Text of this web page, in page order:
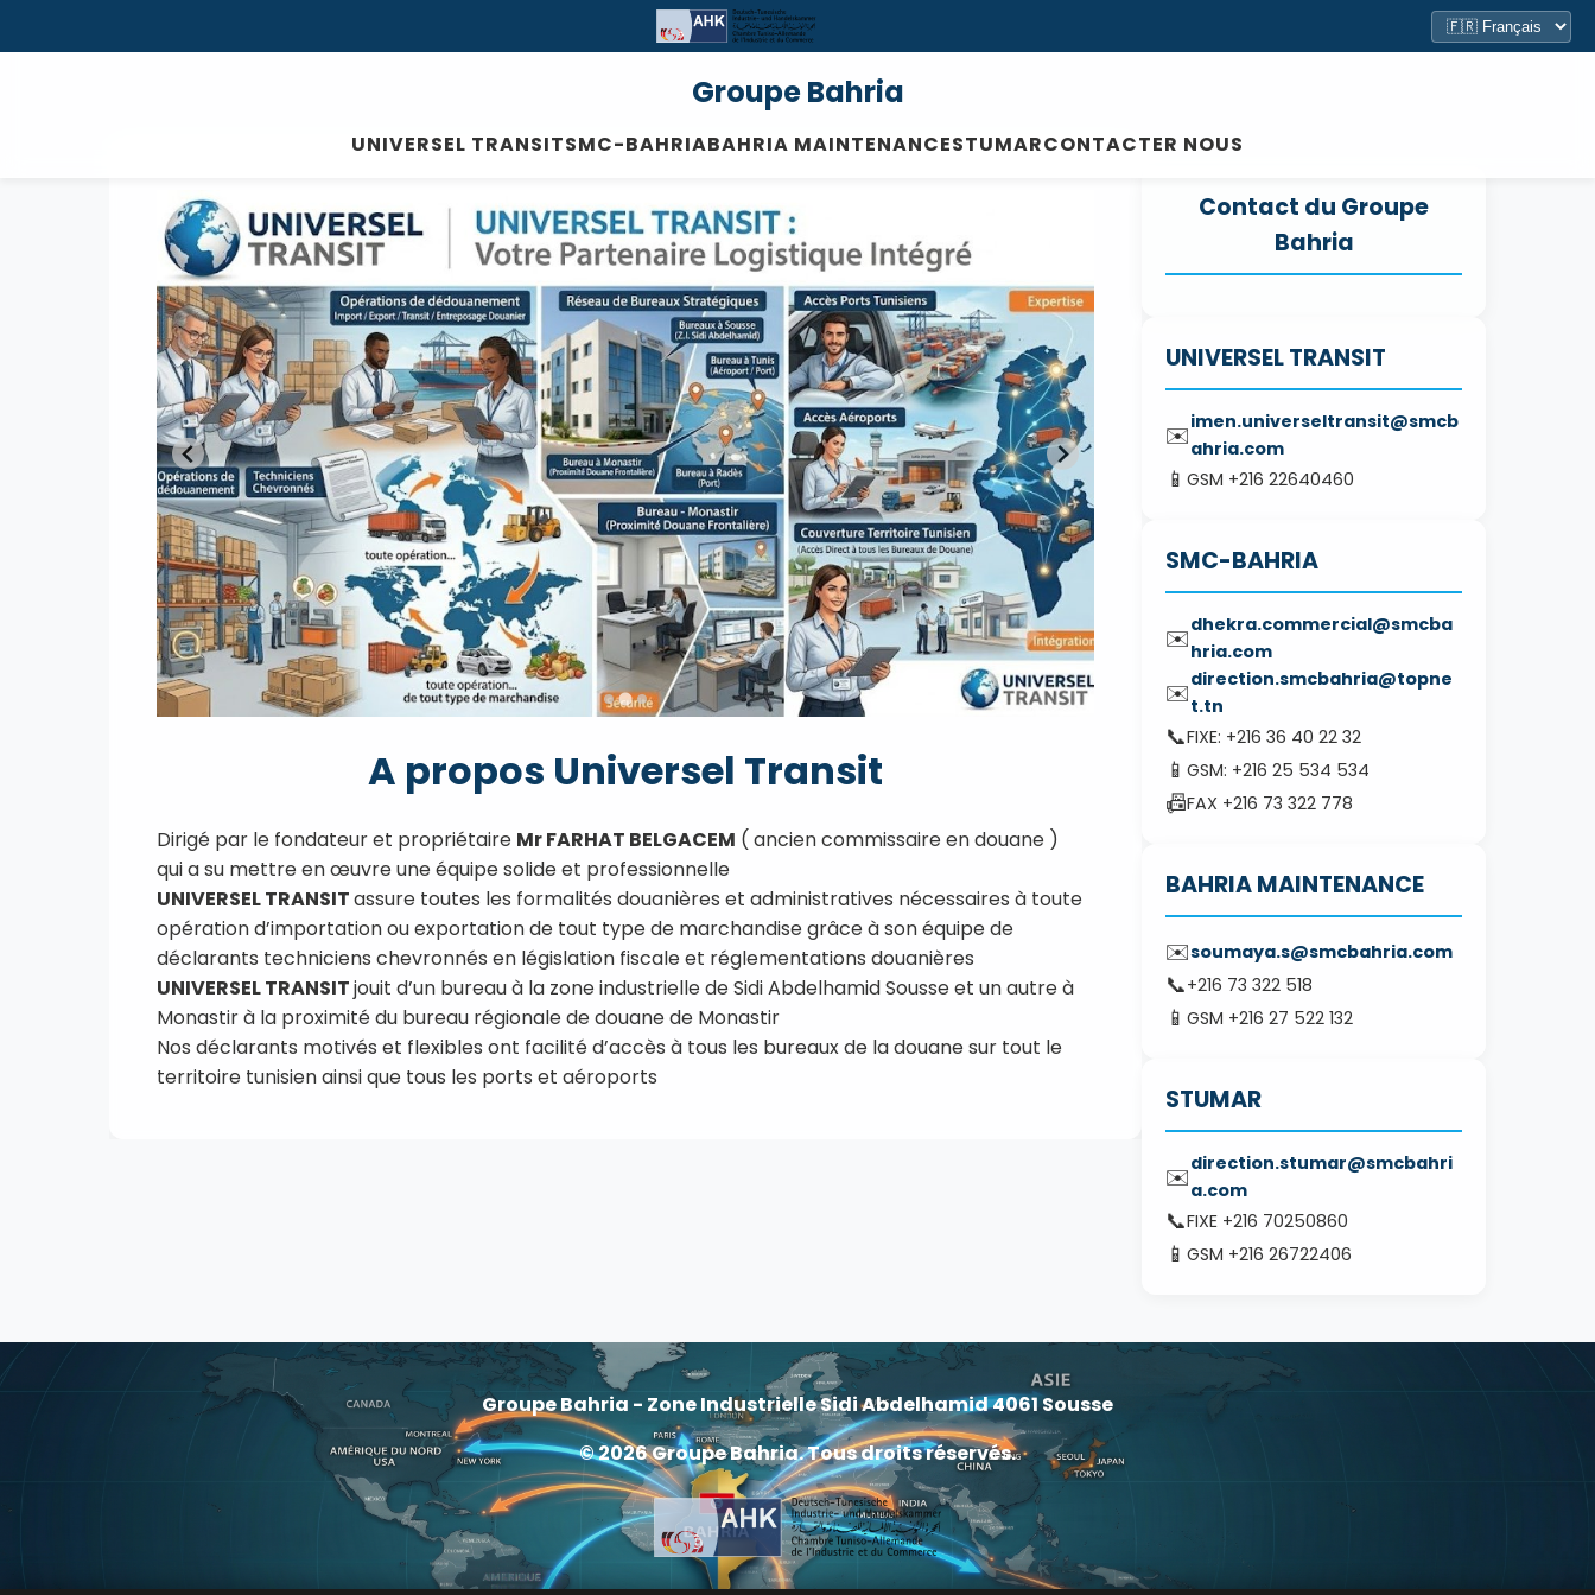
Groupe Bahria
UNIVERSEL TRANSITSMC-BAHRIABAHRIA MAINTENANCESTUMARCONTACTER NOUS
A propos Universel Transit
Dirigé par le fondateur et propriétaire Mr FARHAT BELGACEM ( ancien commissaire en douane )
qui a su mettre en œuvre une équipe solide et professionnelle
UNIVERSEL TRANSITassure toutes les formalités douanières et administratives nécessaires à toute
opération d’importation ou exportation de tout type de marchandise grâce à son équipe de
déclarants techniciens chevronnés en législation fiscale et réglementations douanières
UNIVERSEL TRANSITjouit d’un bureau à la zone industrielle de Sidi Abdelhamid Sousse et un autre à
Monastir à la proximité du bureau régionale de douane de Monastir
Nos déclarants motivés et flexibles ont facilité d’accès à tous les bureaux de la douane sur tout le
territoire tunisien ainsi que tous les ports et aéroports
Contact du Groupe
Bahria
UNIVERSEL TRANSIT
✉️imen.universeltransit@smcb
ahria.com
📱 GSM +216 22640460
SMC-BAHRIA
✉️dhekra.commercial@smcba
hria.com
✉️direction.smcbahria@topne
t.tn
📞FIXE: +216 36 40 22 32
📱 GSM: +216 25 534 534
📠FAX +216 73 322 778
BAHRIA MAINTENANCE
✉️soumaya.s@smcbahria.com
📞+216 73 322 518
📱 GSM +216 27 522 132
STUMAR
✉️direction.stumar@smcbahri
a.com
📞FIXE +216 70250860
📱 GSM +216 26722406
Groupe Bahria - Zone Industrielle Sidi Abdelhamid 4061 Sousse
© 2026 Groupe Bahria. Tous droits réservés.